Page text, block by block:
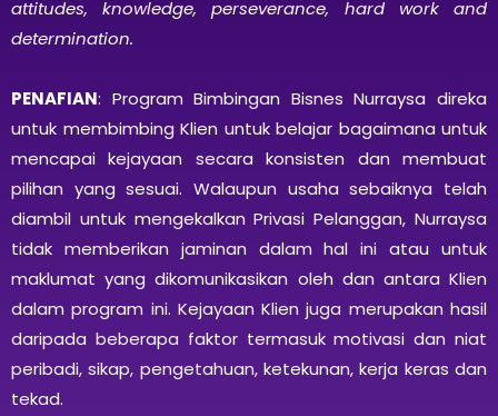
attitudes, knowledge, perseverance, hard work and
determination.
PENAFIAN: Program Bimbingan Bisnes Nurraysa direka
untuk membimbing Klien untuk belajar bagaimana untuk
mencapai kejayaan secara konsisten dan membuat
pilihan yang sesuai. Walaupun usaha sebaiknya telah
diambil untuk mengekalkan Privasi Pelanggan, Nurraysa
tidak memberikan jaminan dalam hal ini atau untuk
maklumat yang dikomunikasikan oleh dan antara Klien
dalam program ini. Kejayaan Klien juga merupakan hasil
daripada beberapa faktor termasuk motivasi dan niat
peribadi, sikap, pengetahuan, ketekunan, kerja keras dan
tekad.